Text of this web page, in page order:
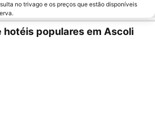
no trivago e os preços que estão disponíveis
hotéis populares em Ascoli